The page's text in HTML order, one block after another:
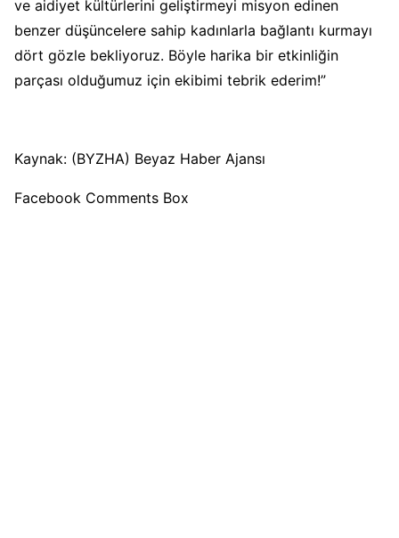
ve aidiyet kültürlerini geliştirmeyi misyon edinen
benzer düşüncelere sahip kadınlarla bağlantı kurmayı
dört gözle bekliyoruz. Böyle harika bir etkinliğin
parçası olduğumuz için ekibimi tebrik ederim!”
Kaynak: (BYZHA) Beyaz Haber Ajansı
Facebook Comments Box